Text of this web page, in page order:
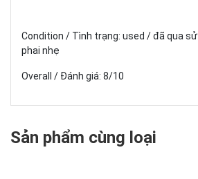
Condition / Tình trạng: used / đã qua
phai nhẹ
Overall / Đánh giá: 8/10
Sản phẩm cùng loại